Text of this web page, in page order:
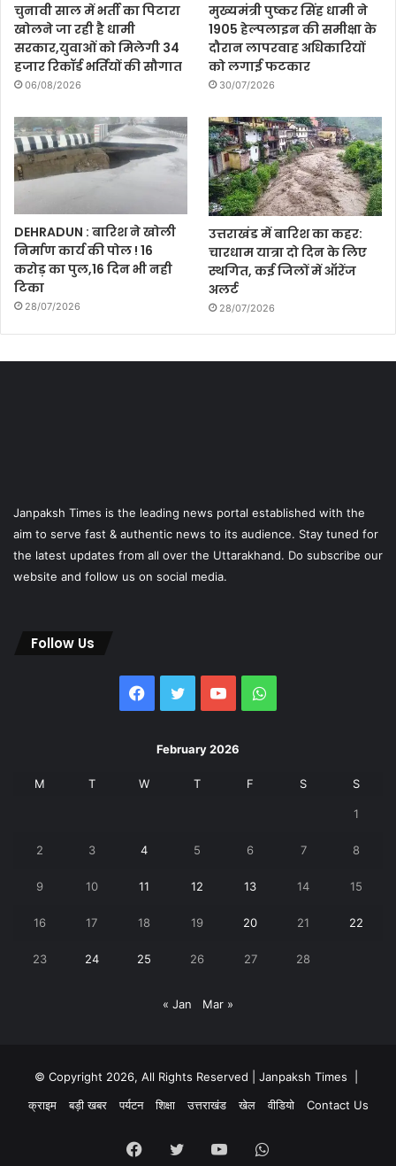
चुनावी साल में भर्ती का पिटारा
खोलने जा रही है धामी
सरकार,युवाओं को मिलेगी 34
हजार रिकॉर्ड भर्तियों की सौगात
06/08/2026
मुख्यमंत्री पुष्कर सिंह धामी ने
1905 हेल्पलाइन की समीक्षा के
दौरान लापरवाह अधिकारियों
को लगाई फटकार
30/07/2026
DEHRADUN : बारिश ने खोली
निर्माण कार्य की पोल ! 16
करोड़ का पुल,16 दिन भी नही
टिका
28/07/2026
उत्तराखंड में बारिश का कहर:
चारधाम यात्रा दो दिन के लिए
स्थगित, कई जिलों में ऑरेंज
अलर्ट
28/07/2026
Janpaksh Times is the leading news portal established with the
aim to serve fast & authentic news to its audience. Stay tuned for
the latest updates from all over the Uttarakhand. Do subscribe our
website and follow us on social media.
Follow Us
Facebook
Twitter YouTubeWhatsApp
February 2026
M T W T F S S
1
2 3 4 5 6 7 8
9 10 11 12 13 14 15
16 17 18 19 20 21 22
23 24 25 26 27 28
« Jan Mar »
© Copyright 2026, All Rights Reserved | Janpaksh Times |
क्राइम
बड़ी खबर पर्यटन शिक्षा उत्तराखंड खेल वीडियो Contact Us
Facebook
Twitter YouTubeWhatsApp